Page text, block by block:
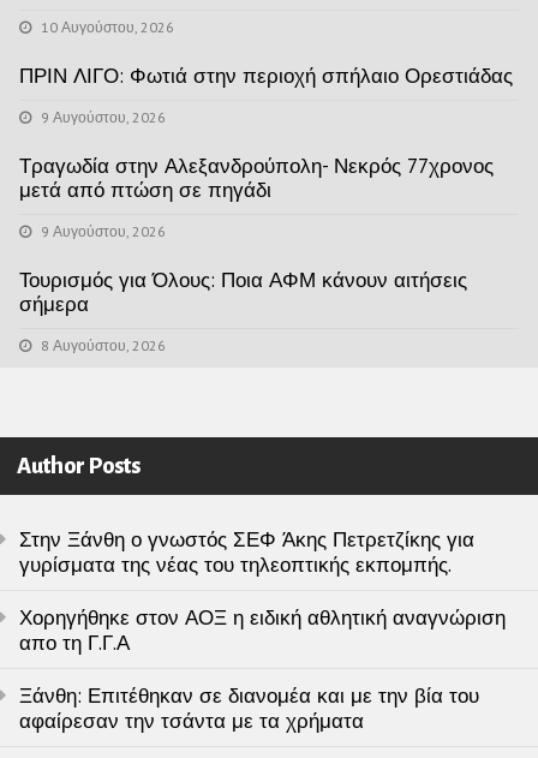
10 Αυγούστου, 2026
ΠΡΙΝ ΛΙΓΟ: Φωτιά στην περιοχή σπήλαιο Ορεστιάδας
9 Αυγούστου, 2026
Τραγωδία στην Αλεξανδρούπολη- Νεκρός 77χρονος
μετά από πτώση σε πηγάδι
9 Αυγούστου, 2026
Τουρισμός για Όλους: Ποια ΑΦΜ κάνουν αιτήσεις
σήμερα
8 Αυγούστου, 2026
Author Posts
Στην Ξάνθη ο γνωστός ΣΕΦ Άκης Πετρετζίκης για
γυρίσματα της νέας του τηλεοπτικής εκπομπής.
Χορηγήθηκε στον ΑΟΞ η ειδική αθλητική αναγνώριση
απο τη Γ.Γ.Α
Ξάνθη: Επιτέθηκαν σε διανομέα και με την βία του
αφαίρεσαν την τσάντα με τα χρήματα